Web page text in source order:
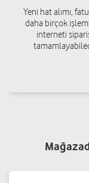
Yeni hat alımı,
daha birçok
interneti